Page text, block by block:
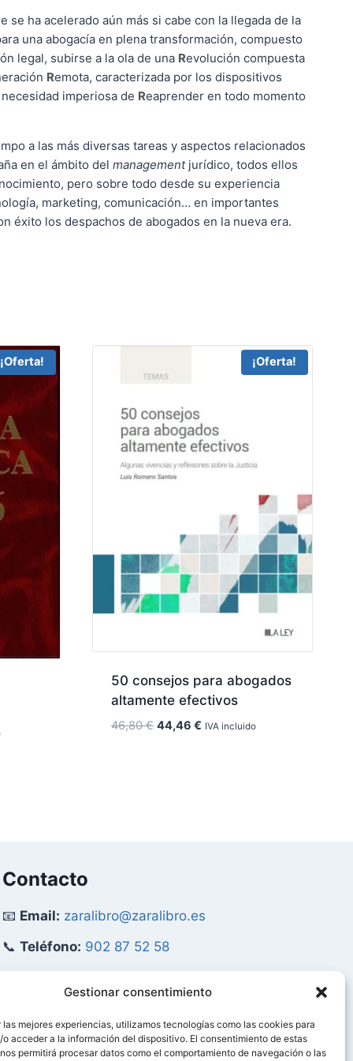
Gestionar consentimiento
las mejores experiencias, utilizamos tecnologías como las cookies para
o acceder a la información del dispositivo. El consentimiento de estas
permitirá procesar datos como el comportamiento de navegación o las
ha acelerado aún más si cabe con la llegada de la
una abogacía en plena transformación, compuesto
legal, subirse a la ola de una Revolución compuesta
Remota, caracterizada por los dispositivos
imperiosa de Reaprender en todo momento
a las más diversas tareas y aspectos relacionados
en el ámbito del managementjurídico, todos ellos
pero sobre todo desde su experiencia
marketing, comunicación… en importantes
éxito los despachos de abogados en la nueva era.
¡Oferta! ¡Oferta!
50 consejos para abogados
altamente efectivos
46,80€ El
44,46 € El
IVA incluido
Contacto
📧 Email: zaralibro@zaralibro.es
📞 Teléfono: 902 87 52 58
Mi Cuenta
👤Acceder / Mi Cuenta